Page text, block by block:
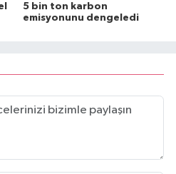
5 bin ton karbon
emisyonunu dengeledi